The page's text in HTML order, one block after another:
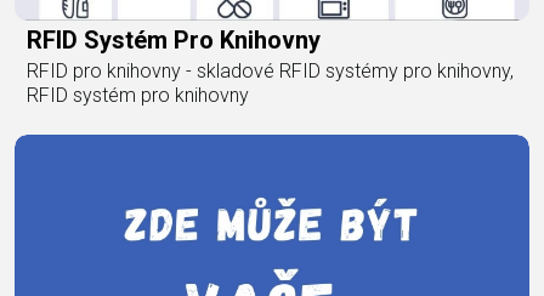
RFID Systém Pro Knihovny
RFID pro knihovny - skladové RFID systémy pro knihovny,
RFID systém pro knihovny